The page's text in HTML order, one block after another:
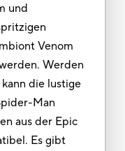
und
Venom
Werden
die lustige
Man
aus der Epic
Es gibt